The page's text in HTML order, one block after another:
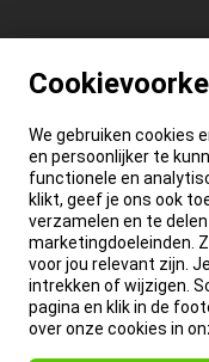
We gebruiken cookies
en persoonlijker te
functionele en
klikt, geef je ons ook
verzamelen en te
marketingdoeleinden.
voor jou relevant zijn.
intrekken of wijzigen.
pagina en klik in de
over onze cookies in